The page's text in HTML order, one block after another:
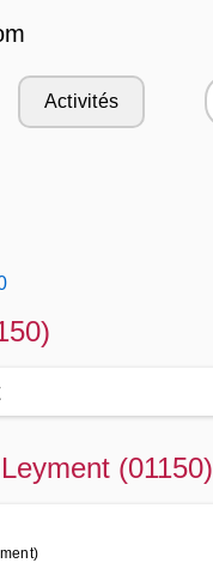
Activités
(01150)